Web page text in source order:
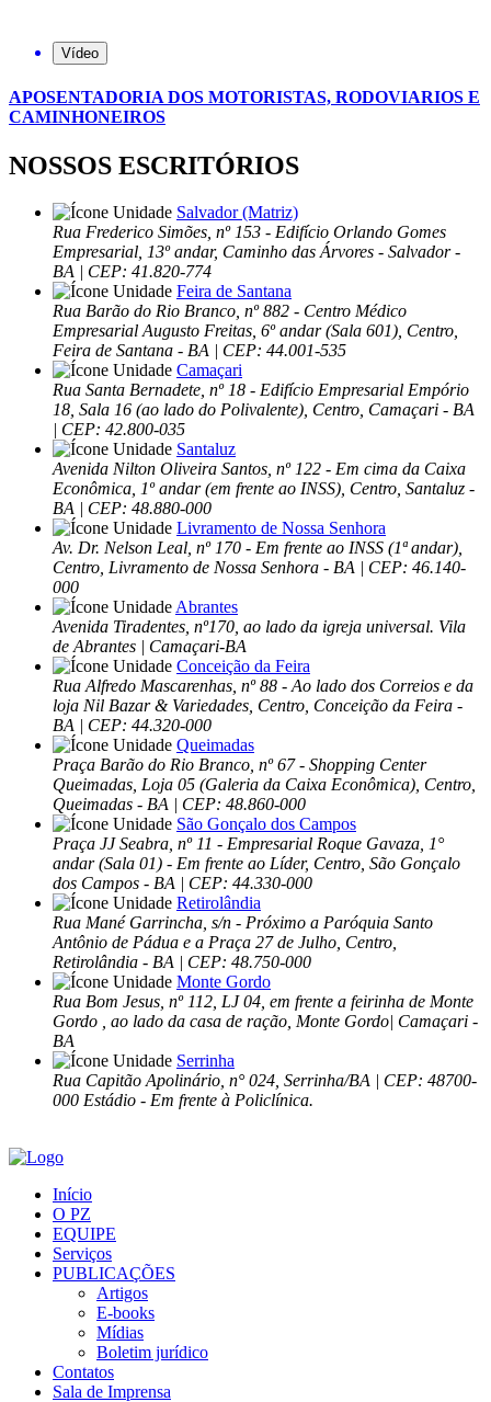
Vídeo
APOSENTADORIA DOS MOTORISTAS, RODOVIARIOS E
CAMINHONEIROS
NOSSOS ESCRITÓRIOS
Salvador (Matriz)
Rua Frederico Simões, nº 153 - Edifício Orlando Gomes
Empresarial, 13º andar, Caminho das Árvores - Salvador -
BA | CEP: 41.820-774
Feira de Santana
Rua Barão do Rio Branco, nº 882 - Centro Médico
Empresarial Augusto Freitas, 6º andar (Sala 601), Centro,
Feira de Santana - BA | CEP: 44.001-535
Camaçari
Rua Santa Bernadete, nº 18 - Edifício Empresarial Empório
18, Sala 16 (ao lado do Polivalente), Centro, Camaçari - BA
| CEP: 42.800-035
Santaluz
Avenida Nilton Oliveira Santos, nº 122 - Em cima da Caixa
Econômica, 1º andar (em frente ao INSS), Centro, Santaluz -
BA | CEP: 48.880-000
Livramento de Nossa Senhora
Av. Dr. Nelson Leal, nº 170 - Em frente ao INSS (1ª andar),
Centro, Livramento de Nossa Senhora - BA | CEP: 46.140-
000
Abrantes
Avenida Tiradentes, nº170, ao lado da igreja universal. Vila
de Abrantes | Camaçari-BA
Conceição da Feira
Rua Alfredo Mascarenhas, nº 88 - Ao lado dos Correios e da
loja Nil Bazar & Variedades, Centro, Conceição da Feira -
BA | CEP: 44.320-000
Queimadas
Praça Barão do Rio Branco, nº 67 - Shopping Center
Queimadas, Loja 05 (Galeria da Caixa Econômica), Centro,
Queimadas - BA | CEP: 48.860-000
São Gonçalo dos Campos
Praça JJ Seabra, nº 11 - Empresarial Roque Gavaza, 1°
andar (Sala 01) - Em frente ao Líder, Centro, São Gonçalo
dos Campos - BA | CEP: 44.330-000
Retirolândia
Rua Mané Garrincha, s/n - Próximo a Paróquia Santo
Antônio de Pádua e a Praça 27 de Julho, Centro,
Retirolândia - BA | CEP: 48.750-000
Monte Gordo
Rua Bom Jesus, nº 112, LJ 04, em frente a feirinha de Monte
Gordo , ao lado da casa de ração, Monte Gordo| Camaçari -
BA
Serrinha
Rua Capitão Apolinário, n° 024, Serrinha/BA | CEP: 48700-
000 Estádio - Em frente à Policlínica.
Início
O PZ
EQUIPE
Serviços
PUBLICAÇÕES
Artigos
E-books
Mídias
Boletim jurídico
Contatos
Sala de Imprensa